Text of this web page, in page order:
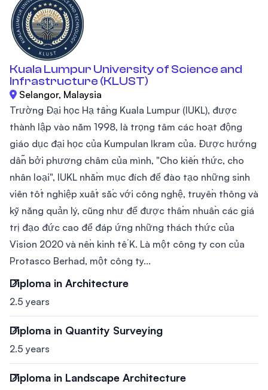
Kuala Lumpur University of Science and
Infrastructure (KLUST)
Selangor, Malaysia
Trường Đại học Hạ tầng Kuala Lumpur (IUKL), được
thành lập vào năm 1998, là trọng tâm các hoạt động
giáo dục đại học của Kumpulan Ikram của. Được hướng
dẫn bởi phương châm của mình, "Cho kiến ​​thức, cho
nhân loại", IUKL nhằm mục đích để đào tạo những sinh
viên tốt nghiệp xuất sắc với công nghệ, truyền thông và
kỹ năng quản lý, cũng như để được thấm nhuần các giá
trị đạo đức cao để đáp ứng những thách thức của
Vision 2020 và nền kinh tế K. Là một công ty con của
Protasco Berhad, một công ty...
Diploma in Architecture
2.5 years
Diploma in Quantity Surveying
2.5 years
Diploma in Landscape Architecture